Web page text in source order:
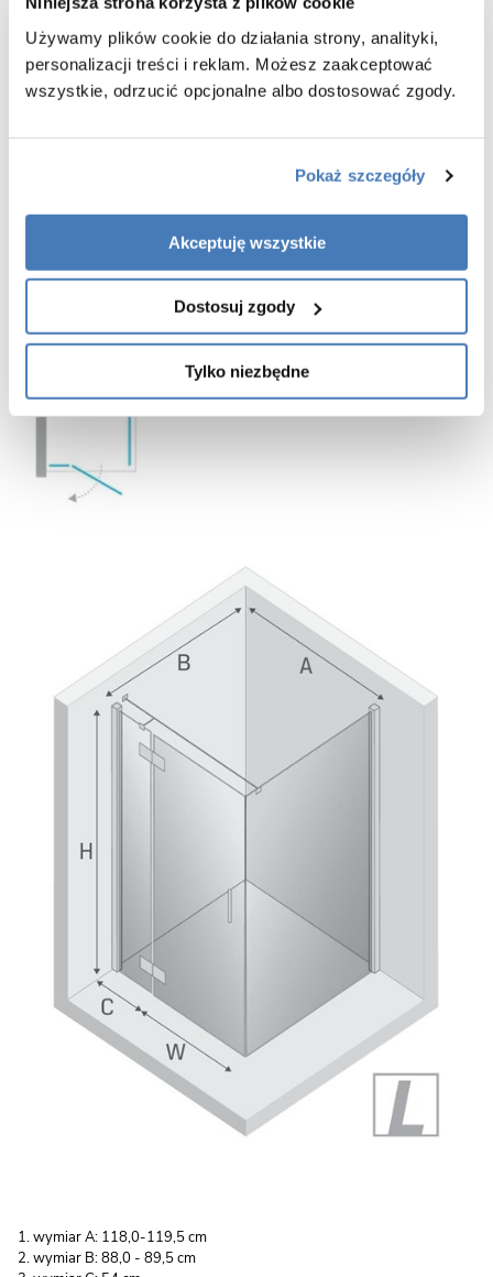
Używamy plików cookie do działania strony, analityki,
personalizacji treści i reklam. Możesz zaakceptować
wszystkie, odrzucić opcjonalne albo dostosować zgody.
Pokaż szczegóły
Akceptuję wszystkie
Dostosuj zgody
Tylko niezbędne
szybki montaż
drzwi przystosowane do montażu bezpośrednio na posadzce lub
brodziku
montaż z listwą progową lub bez
- listwa progowa jest elementem pomocnym w zachowaniu lepszej
- listwa progowa oraz dodatkowa uszczelka znajdują się w zestawie
z pozostałymi częściami kabiny prysznicowej
wymiar A: 118,0-119,5 cm
wymiar B: 88,0 - 89,5 cm